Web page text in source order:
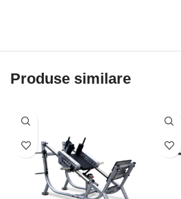
Produse similare